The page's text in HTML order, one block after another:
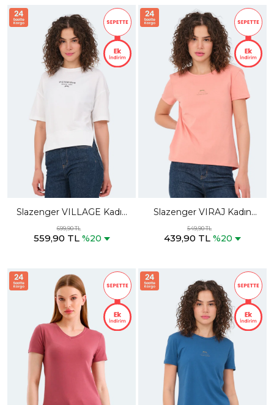
Slazenger VILLAGE Kadın
Oversıze Ekru Tişört
699,90 TL
559,90 TL %20
Slazenger VIRAJ Kadın
Somon Tişört
549,90 TL
439,90 TL %20